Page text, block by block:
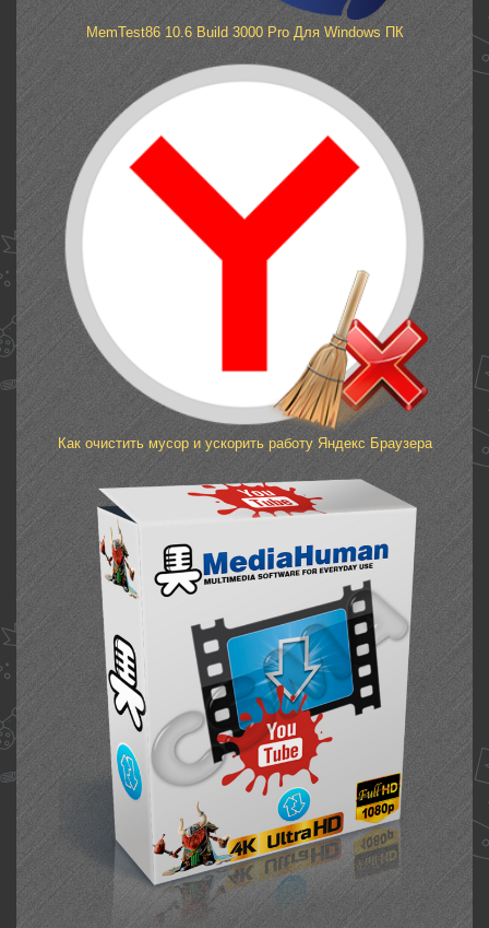
MemTest86 10.6 Build 3000 Pro Для Windows ПК
Как очистить мусор и ускорить работу Яндекс Браузера